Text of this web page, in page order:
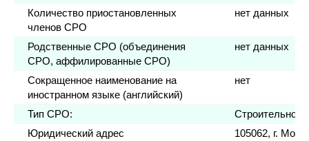
Количество приостановленных
членов СРО
нет данных
Родственные СРО (объединения
СРО, аффилированные СРО)
нет данных
Сокращенное наименование на
иностранном языке (английский)
нет
Тип СРО:
Строительное
Юридический адрес
105062, г.